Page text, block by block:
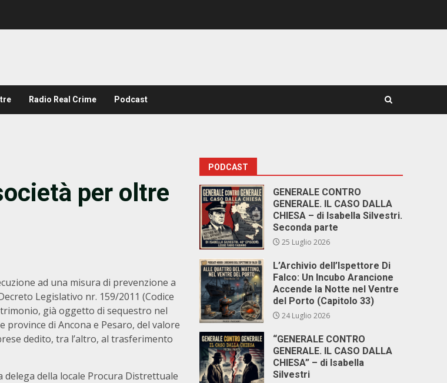
Radio Real Crime Podcast
per oltre
ad una misura di prevenzione a
Legislativo nr. 159/2011 (Codice
già oggetto di sequestro nel
province di Ancona e Pesaro, del valore
dedito, tra l’altro, al trasferimento
delega della locale Procura Distrettuale
PODCAST
GENERALE CONTRO
GENERALE. IL CASO DALLA
CHIESA – di Isabella Silvestri.
Seconda parte
25 Luglio 2026
L’Archivio dell’Ispettore Di
Falco: Un Incubo Arancione
Accende la Notte nel Ventre
del Porto (Capitolo 33)
24 Luglio 2026
“GENERALE CONTRO
GENERALE. IL CASO DALLA
CHIESA” – di Isabella
Silvestri